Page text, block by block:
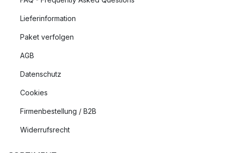
und zählen heute zu echten modernen Designklassikern.
Lieferinformation
Paket verfolgen
AGB
Datenschutz
Cookies
Firmenbestellung / B2B
Widerrufsrecht